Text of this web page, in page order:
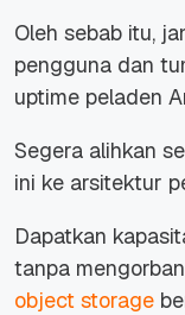
Oleh sebab itu,
pengguna dan
uptime peladen
Segera alihkan
ini ke arsitektur
Dapatkan
tanpa
object storage